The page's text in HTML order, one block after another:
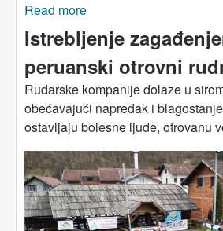
Read more
poraz od kojeg se
oporavila
Istrebljenje
peruanski otrovni
Rudarske kompanije dolaze u
obećavajući napredak i
ostavljaju bolesne ljude, otrovanu